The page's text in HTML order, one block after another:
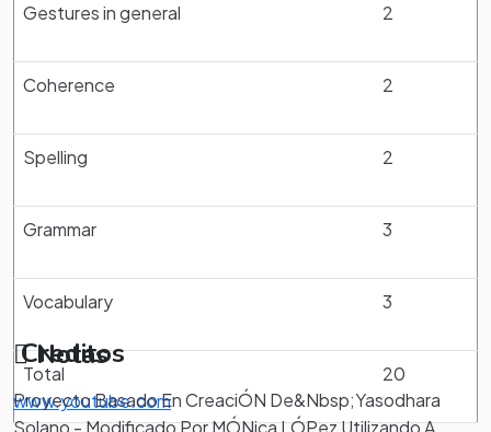
Gestures in general 2
Coherence 2
Spelling 2
Grammar 3
Vocabulary 3
Total 20
Notas
www.youtube.com
Creditos
Proyecto Basado En CreaciÓN De&Nbsp;Yasodhara